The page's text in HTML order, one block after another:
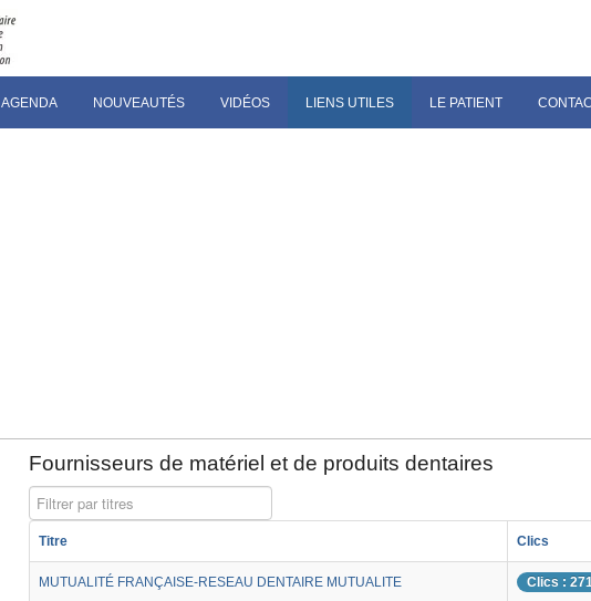
AGENDA NOUVEAUTÉS VIDÉOS LIENS UTILES LE PATIENT
Fournisseurs de matériel et de produits dentaires
Filtrer par titres
Titre Clics
MUTUALITÉ FRANÇAISE-RESEAU DENTAIRE MUTUALITE Clics :